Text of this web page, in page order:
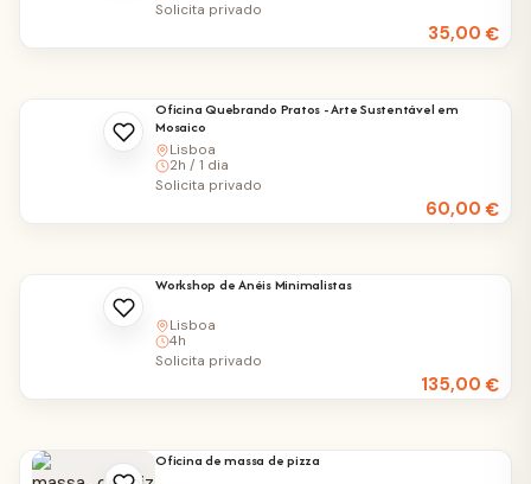
35,00€
Solicita privado
Oficina Quebrando Pratos - Arte Sustentável em
Mosaico
Lisboa
2h / 1 dia
60,00€
Solicita privado
Workshop de Anéis Minimalistas
Lisboa
4h
135,00€
Solicita privado
Oficina de massa de pizza